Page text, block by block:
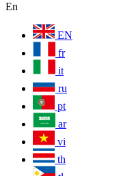
En
EN
fr
it
ru
pt
ar
vi
th